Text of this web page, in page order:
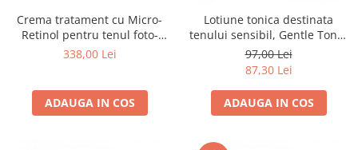
Crema tratament cu Micro-
Retinol pentru tenul foto-
imbatranit, L-Retinol
338,00 Lei
ADAUGA IN COS
Lotiune tonica destinata
tenului sensibil, Gentle Toner
- 120ml
97,00 Lei
87,30 Lei
ADAUGA IN COS